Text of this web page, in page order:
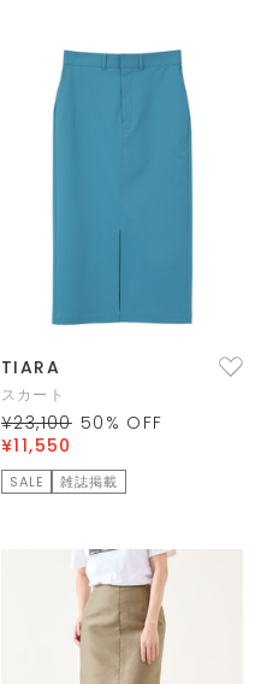
TIARA
スカート
¥23,100 50 % OFF
¥11,550
SALE 雑誌掲載